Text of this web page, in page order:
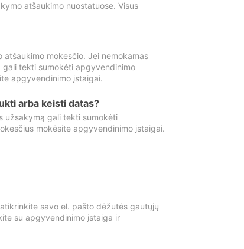
atšaukimo nuostatuose. Visus
mokesčio. Jei nemokamas
tekti sumokėti apgyvendinimo
apgyvendinimo įstaigai.
arba keisti datas?
užsakymą gali tekti sumokėti
mokėsite apgyvendinimo įstaigai.
savo el. pašto dėžutės gautųjų
su apgyvendinimo įstaiga ir